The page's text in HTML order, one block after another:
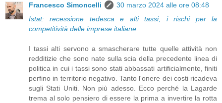
Francesco Simoncelli
30 marzo 2024 alle ore 08:48
Istat: recessione tedesca e alti tassi, i rischi per la
competitività delle imprese italiane
I tassi alti servono a smascherare tutte quelle attività non
redditizie che sono nate sulla scia della precedente linea di
politica in cui i tassi sono stati abbassati artificialmente, finiti
perfino in territorio negativo. Tanto l'onere dei costi ricadeva
sugli Stati Uniti. Non più adesso. Ecco perché la Lagarde
trema al solo pensiero di essere la prima a invertire la rotta